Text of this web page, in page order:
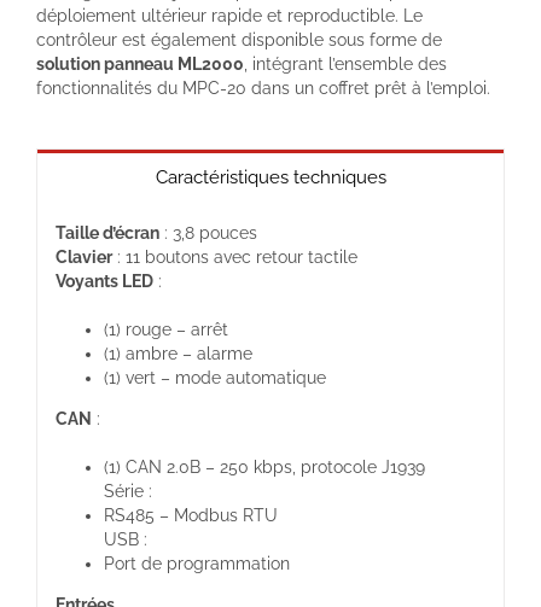
déploiement ultérieur rapide et reproductible. Le
contrôleur est également disponible sous forme de
solution panneau ML2000 , intégrant l’ensemble des
fonctionnalités du MPC-20 dans un coffret prêt à l’emploi.
Caractéristiques techniques
Taille d’écran: 3,8 pouces
Clavier: 11 boutons avec retour tactile
Voyants LED:
(1) rouge – arrêt
(1) ambre – alarme
(1) vert – mode automatique
CAN :
(1) CAN 2.0B – 250 kbps, protocole J1939
Série :
RS485 – Modbus RTU
USB :
Port de programmation